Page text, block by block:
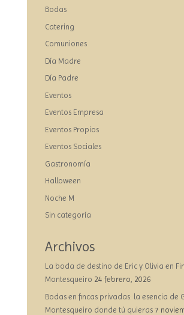
Bodas
Catering
Comuniones
Día Madre
Día Padre
Eventos
Eventos Empresa
Eventos Propios
Eventos Sociales
Gastronomía
Halloween
Noche M
Sin categoría
Archivos
La boda de destino de Eric y Olivia en
Montesqueiro 24 febrero, 2026
Bodas en fincas privadas: la esencia de
Montesqueiro donde tú quieras 7